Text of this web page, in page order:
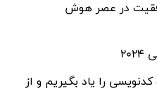
در عصر هوش
را یاد بگیریم و از